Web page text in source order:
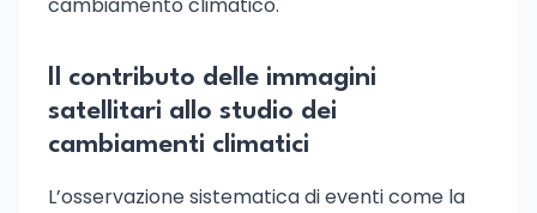
Il contributo delle immagini
satellitari allo studio dei
cambiamenti climatici
L’osservazione sistematica di eventi come la